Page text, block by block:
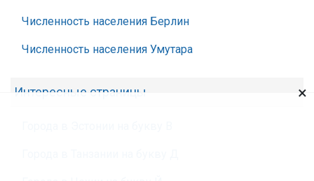
Численность населения Берлин
Численность населения Умутара
Интересные страницы ×